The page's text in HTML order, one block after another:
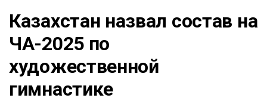
Казахстан назвал состав на
ЧА-2025 по
художественной
гимнастике